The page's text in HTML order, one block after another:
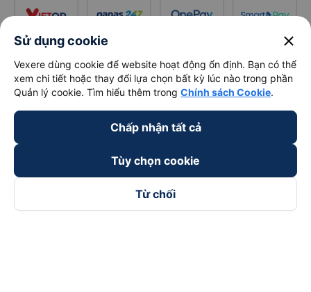
Theo dõi chúng tôi trên
Sử dụng cookie close
Vexere dùng cookie để website hoạt động ổn định. Bạn có thể
xem chi tiết hoặc thay đổi lựa chọn bất kỳ lúc nào trong phần
Quản lý cookie. Tìm hiểu thêm trong Chính sách Cookie.
Chấp nhận tất cả
Tùy chọn cookie
Từ chối